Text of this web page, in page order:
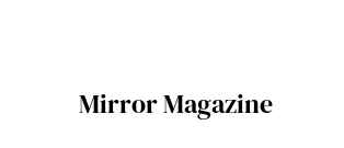
Mirror Magazine